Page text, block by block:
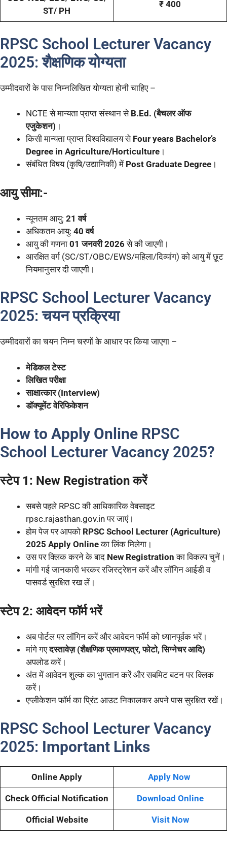
ST/ PH
₹ 400
RPSC School Lecturer Vacancy
2025: शैक्षणिक योग्यता
उम्मीदवारों के पास निम्नलिखित योग्यता होनी चाहिए –
NCTE से मान्यता प्राप्त संस्थान से B.Ed. (बैचलर ऑफ
एजुकेशन) ।
किसी मान्यता प्राप्त विश्वविद्यालय से Four years Bachelor’s
Degree in Agriculture/Horticulture ।
संबंधित विषय (कृषि/उद्यानिकी) में Post Graduate Degree ।
आयु सीमा:-
न्यूनतम आयु: 21 वर्ष
अधिकतम आयु: 40 वर्ष
आयु की गणना 01 जनवरी 2026से की जाएगी।
आरक्षित वर्ग (SC/ST/OBC/EWS/महिला/दिव्यांग) को आयु में छूट
नियमानुसार दी जाएगी।
RPSC School Lecturer Vacancy
2025: चयन प्रक्रिया
उम्मीदवारों का चयन निम्न चरणों के आधार पर किया जाएगा –
मेडिकल टेस्ट
लिखित परीक्षा
साक्षात्कार (Interview)
डॉक्यूमेंट वेरिफिकेशन
How to Apply Online RPSC
School Lecturer Vacancy 2025?
स्टेप 1: New Registration करें
सबसे पहले RPSC की आधिकारिक वेबसाइट
rpsc.rajasthan.gov.in पर जाएं।
होम पेज पर आपको RPSC School Lecturer (Agriculture)
2025 Apply Onlineका लिंक मिलेगा।
उस पर क्लिक करने के बाद New Registration का विकल्प चुनें।
मांगी गई जानकारी भरकर रजिस्ट्रेशन करें और लॉगिन आईडी व
पासवर्ड सुरक्षित रख लें।
स्टेप 2: आवेदन फॉर्म भरें
अब पोर्टल पर लॉगिन करें और आवेदन फॉर्म को ध्यानपूर्वक भरें।
मांगे गएदस्तावेज़ (शैक्षणिक प्रमाणपत्र, फोटो, सिग्नेचर आदि)
अपलोड करें।
अंत में आवेदन शुल्क का भुगतान करें और सबमिट बटन पर क्लिक
करें।
एप्लीकेशन फॉर्म का प्रिंट आउट निकालकर अपने पास सुरक्षित रखें।
RPSC School Lecturer Vacancy
2025: Important Links
Online Apply Apply Now
Check Official Notification Download Online
Official Website Visit Now